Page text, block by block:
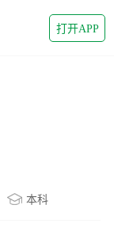
打开APP
本科